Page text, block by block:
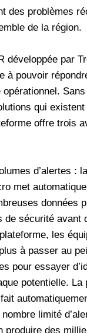
des problèmes
de la région.
développée par
à pouvoir
opérationnel.
qui existent
offre trois
d’alertes :
met
données
de sécurité avant
les
à passer au
pour essayer
potentielle. La
limité
produire des